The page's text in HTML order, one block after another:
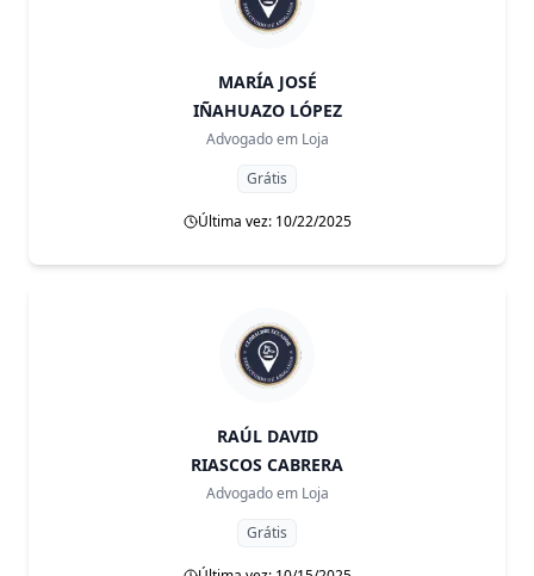
MARÍA JOSÉ
IÑAHUAZO LÓPEZ
Advogado em Loja
Grátis
Última vez: 10/22/2025
RAÚL DAVID
RIASCOS CABRERA
Advogado em Loja
Grátis